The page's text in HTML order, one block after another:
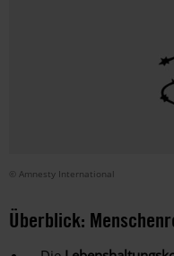
© Amnesty International
Überblick: